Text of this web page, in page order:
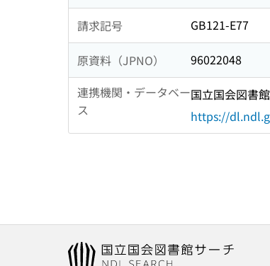
請求記号 GB121-E77
原資料（JPNO）
96022048
連携機関・データベー
ス
国立国会図書
https://